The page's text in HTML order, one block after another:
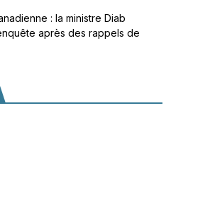
: la ministre Diab
après des rappels de